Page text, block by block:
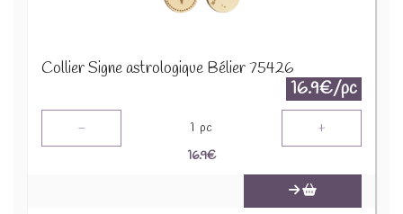
Collier Signe astrologique Bélier 75426
16.9€/pc
- 1 pc +
16.9€